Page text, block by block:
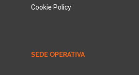
Cookie Policy
SEDE OPERATIVA